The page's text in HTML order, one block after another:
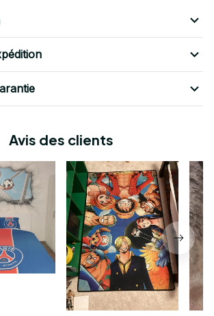
Avis des clients